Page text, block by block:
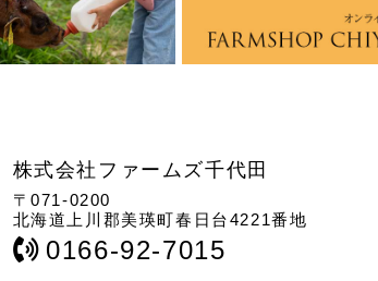
株式会社ファームズ千代田
〒071-0200
北海道上川郡美瑛町春日台4221番地
0166-92-7015